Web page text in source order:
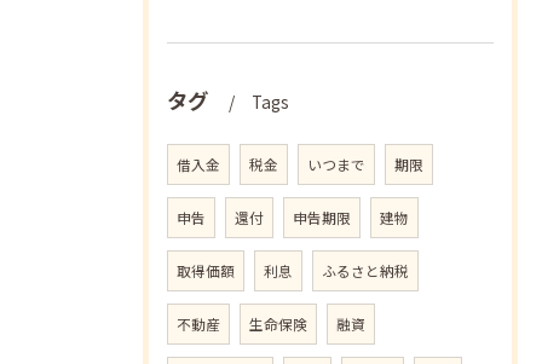
タグ Tags
借入金 税金 いつまで 期限
申告 還付 申告期限 建物
取得価額 利息 ふるさと納税
不動産 生命保険 融資